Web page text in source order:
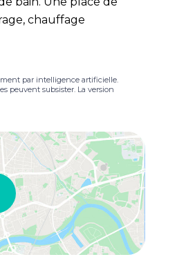
chauffage
par intelligence artificielle.
peuvent subsister. La version